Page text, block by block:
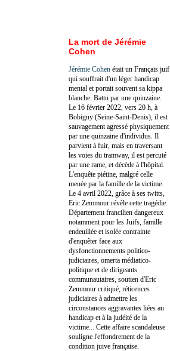
La mort de Jérémie
Cohen
Jérémie Cohen était un Français juif
qui souffrait d'un léger handicap
mental et portait souvent sa kippa
blanche. Battu par une quinzaine.
Le 16 février 2022, vers 20 h, à
Bobigny (Seine-Saint-Denis), il est
sauvagement agressé physiquement
par une quinzaine d'individus. Il
parvient à fuir, mais en traversant
les voies du tramway, il est percuté
par une rame, et décède à l'hôpital.
L'enquête piétine, malgré celle
menée par la famille de la victime.
Le 4 avril 2022, grâce à ses twitts,
Eric Zemmour révèle cette tragédie.
Département francilien dangereux
notamment pour les Juifs, famille
endeuillée et isolée contrainte
d'enquêter face aux
dysfonctionnements politico-
judiciaires, omerta médiatico-
politique et de dirigeants
communautaires, soutien d'Eric
Zemmour critiqué, réticences
judiciaires à admettre les
circonstances aggravantes liées au
handicap et à la judéité de la
victime... Cette affaire scandaleuse
souligne l'effondrement de la
condition juive française.